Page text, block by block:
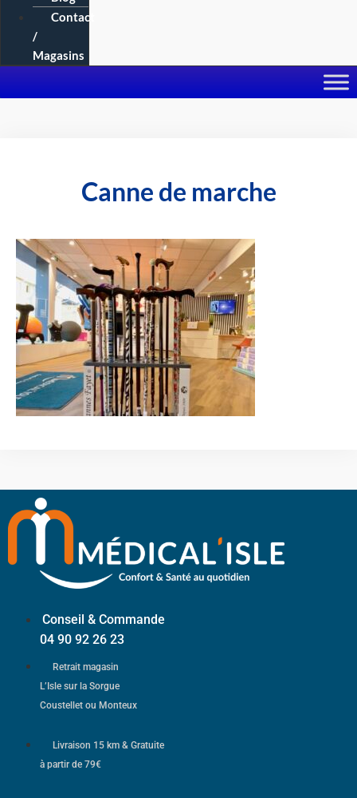
Contact
/
Magasins
Canne de marche
Conseil & Commande
04 90 92 26 23
Retrait magasin
L’Isle sur la Sorgue
Coustellet ou Monteux
Livraison 15 km & Gratuite
à partir de 79€